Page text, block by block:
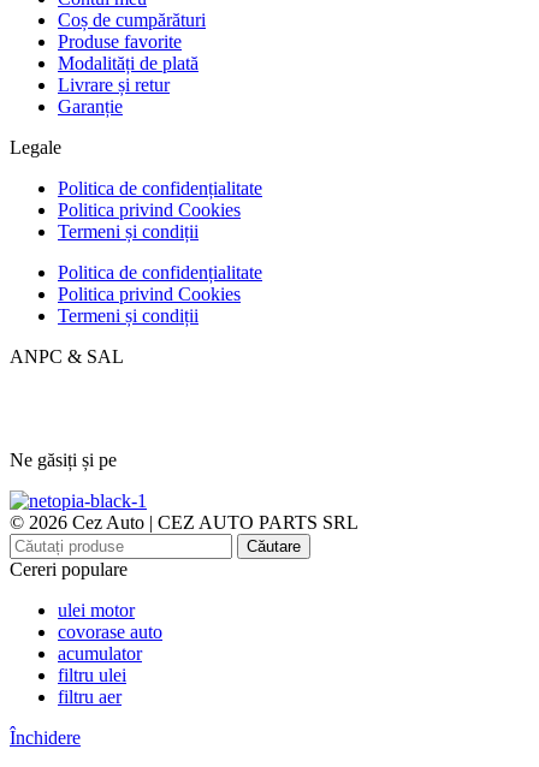
Coș de cumpărături
Produse favorite
Modalități de plată
Livrare și retur
Garanție
Legale
Politica de confidențialitate
Politica privind Cookies
Termeni și condiții
Politica de confidențialitate
Politica privind Cookies
Termeni și condiții
ANPC & SAL
Ne găsiți și pe
© 2026 Cez Auto | CEZ AUTO PARTS SRL
Căutare
Cereri populare
ulei motor
covorase auto
acumulator
filtru ulei
filtru aer
Închidere